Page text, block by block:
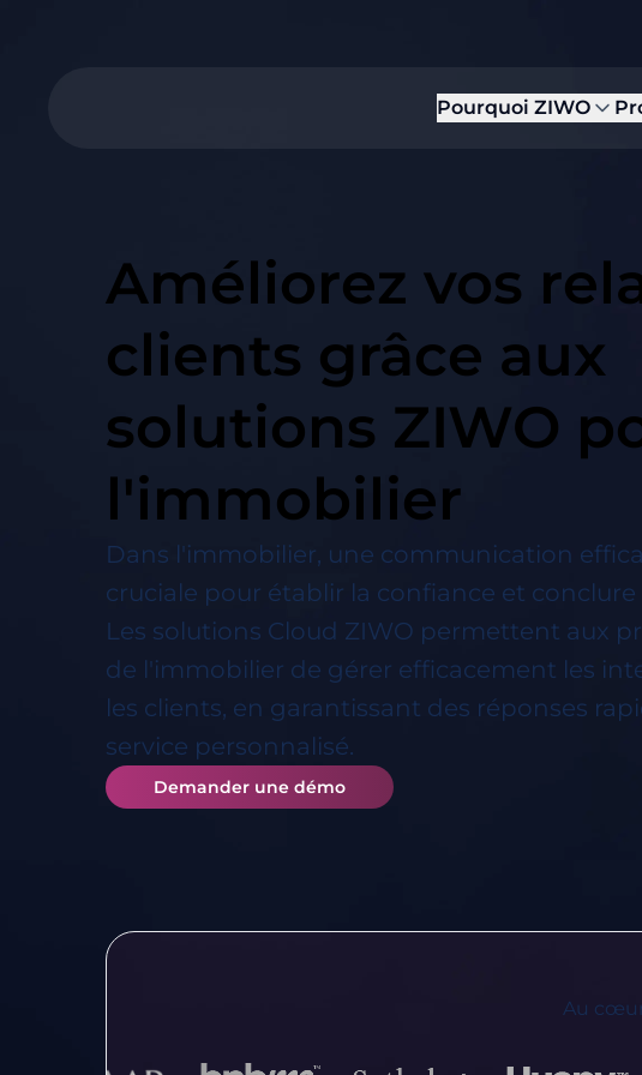
Pourquoi ZIWO
Améliorez vos
clients grâce aux
solutions ZIWO
l'immobilier
Dans l'immobilier, une communication
cruciale pour établir la confiance et conclure
Les solutions Cloud ZIWO permettent aux
de l'immobilier de gérer efficacement les
les clients, en garantissant des réponses
service personnalisé.
Demander une démo
Au